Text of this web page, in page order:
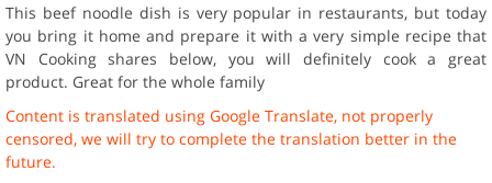
This beef noodle dish is very popular in restaurants, but today
you bring it home and prepare it with a very simple recipe that
VN Cooking shares below, you will definitely cook a great
product. Great for the whole family
Content is translated using Google Translate, not properly
censored, we will try to complete the translation better in the
future.